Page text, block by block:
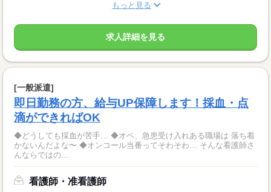
もっと見る
求人詳細を見る
[一般派遣]
即日勤務の方、給与UP保障します！採血・点
滴ができればOK
◆どうしても採血が苦手… ◆オペ、急患受け入れある職場は 落ち着
かないんだよな〜 ◆オンコール当番ってそわそわ… そんな看護師さ
んならではの...
看護師・准看護師